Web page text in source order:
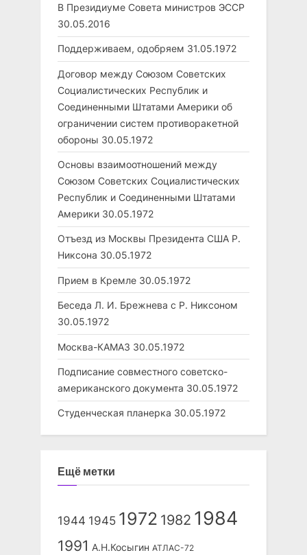
В Президиуме Совета министров ЭССР
30.05.2016
Поддерживаем, одобряем 31.05.1972
Договор между Союзом Советских
Социалистических Республик и
Соединенными Штатами Америки об
ограничении систем противоракетной
обороны 30.05.1972
Основы взаимоотношений между
Союзом Советских Социалистических
Республик и Соединенными Штатами
Америки 30.05.1972
Отъезд из Москвы Президента США Р.
Никсона 30.05.1972
Прием в Кремле 30.05.1972
Беседа Л. И. Брежнева с Р. Никсоном
30.05.1972
Москва-КАМАЗ 30.05.1972
Подписание совместного советско-
американского документа 30.05.1972
Студенческая планерка 30.05.1972
Ещё метки
1944 1945 1972 1982 1984
1991 А.Н.Косыгин АТЛАС-72